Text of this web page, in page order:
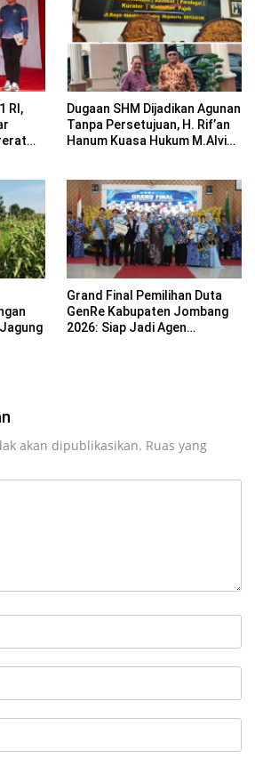
RI,
Dugaan SHM Dijadikan Agunan
Tanpa Persetujuan, H. Rif’an
Hanum Kuasa Hukum M.Alvin
Grand Final Pemilihan Duta
GenRe Kabupaten Jombang
2026: Siap Jadi Agen
akan dipublikasikan. Ruas yang